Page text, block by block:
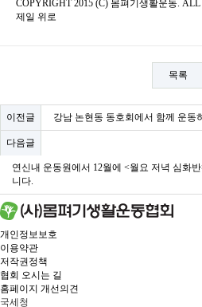
COPYRIGHT 2015 (C) 몸펴기생활운동. ALL
제일 위로
목록
이전글 강남 논현동 동호회에서 함께 운동
다음글
연신내 운동원에서 12월에 <월요 저녁 심화
니다.
개인정보보호
이용약관
저작권정책
협회 오시는 길
홈페이지 개선의견
국세청